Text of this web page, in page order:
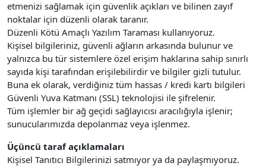
etmenizi sağlamak için güvenlik açıkları ve bilinen zayıf
noktalar için düzenli olarak taranır.
Düzenli Kötü Amaçlı Yazılım Taraması kullanıyoruz.
Kişisel bilgileriniz, güvenli ağların arkasında bulunur ve
yalnızca bu tür sistemlere özel erişim haklarına sahip sınırlı
sayıda kişi tarafından erişilebilirdir ve bilgiler gizli tutulur.
Buna ek olarak, verdiğiniz tüm hassas / kredi kartı bilgileri
Güvenli Yuva Katmanı (SSL) teknolojisi ile şifrelenir.
Tüm işlemler bir ağ geçidi sağlayıcısı aracılığıyla işlenir;
sunucularımızda depolanmaz veya işlenmez.
Üçüncü taraf açıklamaları
Kişisel Tanıtıcı Bilgilerinizi satmıyor ya da paylaşmıyoruz.